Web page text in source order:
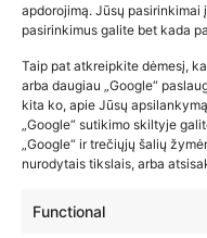
apdorojimą. Jūsų
pasirinkimus galite bet kada
Taip pat atkreipkite dėmesį,
arba daugiau „Google“
kita ko, apie Jūsų
„Google“ sutikimo skiltyje
„Google“ ir trečiųjų šalių
nurodytais tikslais, arba
Functional
kūdikių
2026-02-22